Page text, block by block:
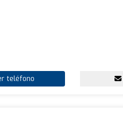
teléfono